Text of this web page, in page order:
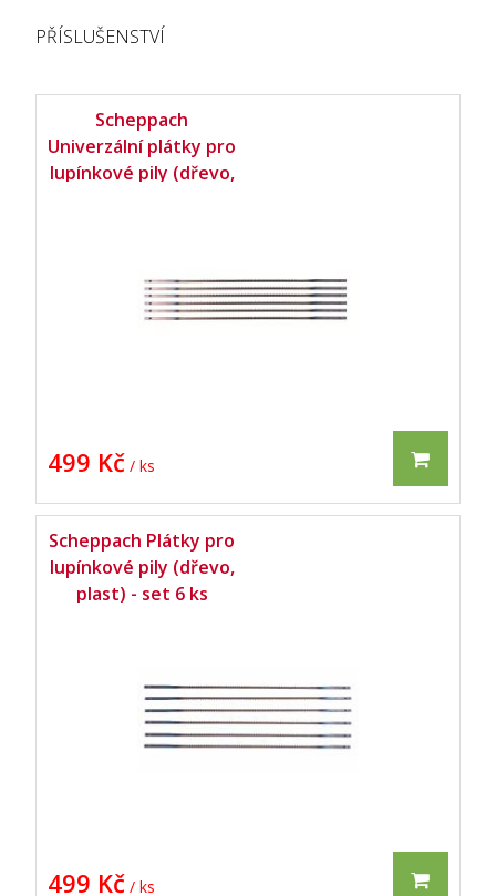
PŘÍSLUŠENSTVÍ
Scheppach
Univerzální plátky pro
lupínkové pily (dřevo,
499 Kč / ks
Scheppach Plátky pro
lupínkové pily (dřevo,
plast) - set 6 ks
499 Kč / ks